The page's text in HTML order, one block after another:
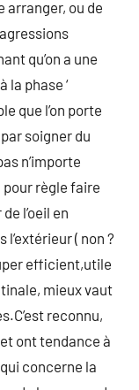
arranger, ou de
qu’on a une
phase ‘
que l’on porte
soigner du
n’importe
règle faire
l’oeil en
( non ?
efficient,utile
mieux vaut
reconnu,
ont tendance à
concerne la